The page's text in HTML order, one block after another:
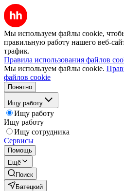
Мы используем файлы cookie,
правильную работу нашего веб-
трафик.
Правила использования файлов
Мы используем файлы cookie.
файлов cookie
Понятно
Ищу работу
Ищу работу
Ищу работу
Ищу сотрудника
Сервисы
Помощь
Ещё
Поиск
Батецкий